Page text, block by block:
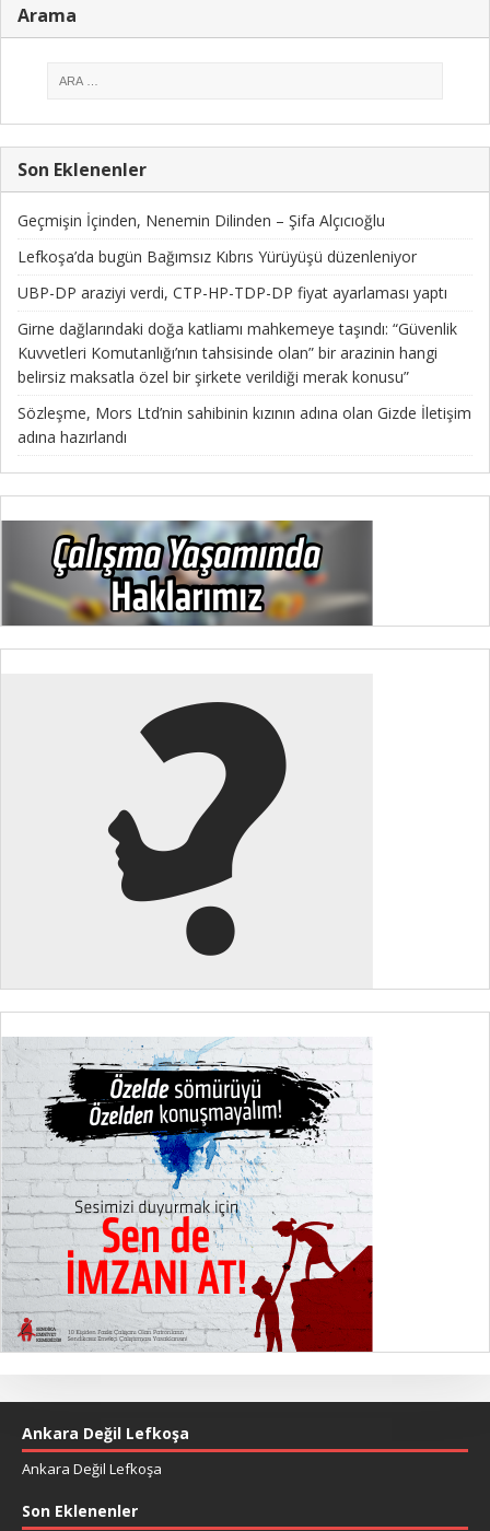
Arama
Son Eklenenler
Geçmişin İçinden, Nenemin Dilinden – Şifa Alçıcıoğlu
Lefkoşa’da bugün Bağımsız Kıbrıs Yürüyüşü düzenleniyor
UBP-DP araziyi verdi, CTP-HP-TDP-DP fiyat ayarlaması yaptı
Girne dağlarındaki doğa katliamı mahkemeye taşındı: “Güvenlik
Kuvvetleri Komutanlığı’nın tahsisinde olan” bir arazinin hangi
belirsiz maksatla özel bir şirkete verildiği merak konusu”
Sözleşme, Mors Ltd’nin sahibinin kızının adına olan Gizde İletişim
adına hazırlandı
Ankara Değil Lefkoşa
Ankara Değil Lefkoşa
Son Eklenenler